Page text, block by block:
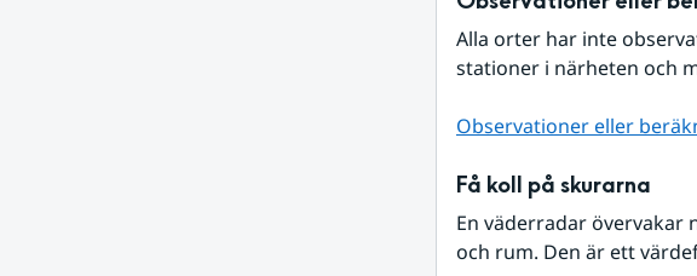
Alla orter har inte
stationer i närheten och
Observationer eller
Få koll på skurarna
En väderradar
och rum. Den är ett